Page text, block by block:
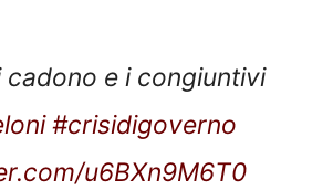
cadono e i congiuntivi
#crisidigoverno
u6BXn9M6T0